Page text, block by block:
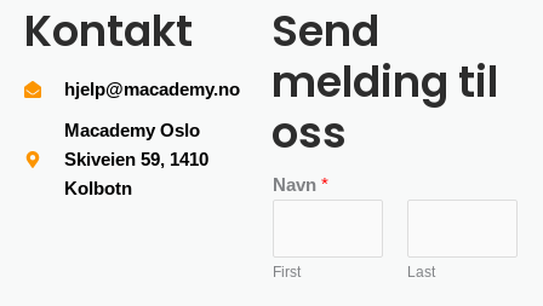
Kontakt
hjelp@macademy.no
Macademy Oslo
Skiveien 59, 1410
Kolbotn
Send
melding til
oss
Navn *
First Last